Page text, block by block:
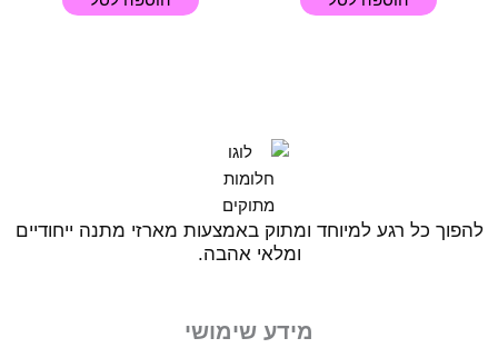
להפוך כל רגע למיוחד ומתוק באמצעות מארזי מתנה ייחודיים
ומלאי אהבה.
מידע שימושי